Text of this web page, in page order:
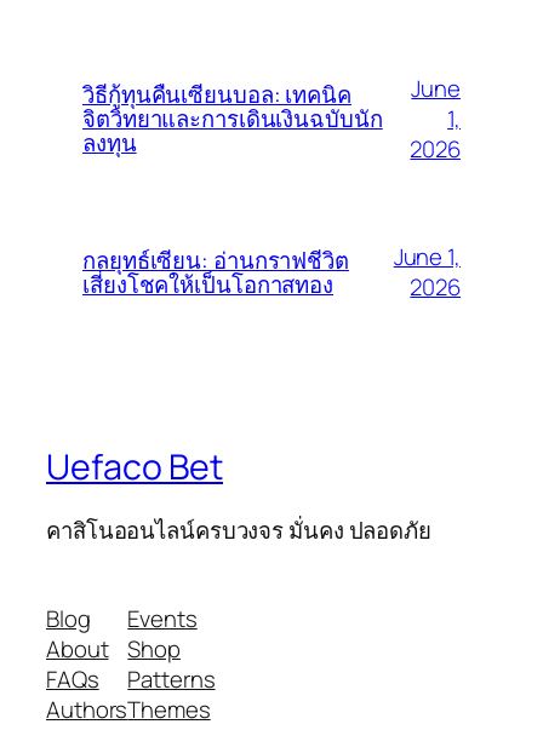
วิธีกู้ทุนคืนเซียนบอล: เทคนิค
จิตวิทยาและการเดินเงินฉบับนัก
ลงทุน
June
1,
2026
กลยุทธ์เซียน: อ่านกราฟชีวิต
เสี่ยงโชคให้เป็นโอกาสทอง
June 1,
2026
Uefaco Bet
คาสิโนออนไลน์ครบวงจร มั่นคง ปลอดภัย
Blog
About
FAQs
Authors
Events
Shop
Patterns
Themes